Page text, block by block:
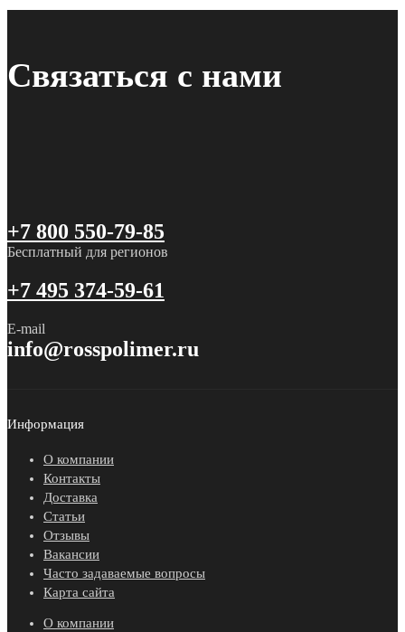
Связаться с нами
+7 800 550-79-85
Бесплатный для регионов
+7 495 374-59-61
E-mail
info@rosspolimer.ru
Информация
О компании
Контакты
Доставка
Статьи
Отзывы
Вакансии
Часто задаваемые вопросы
Карта сайта
О компании